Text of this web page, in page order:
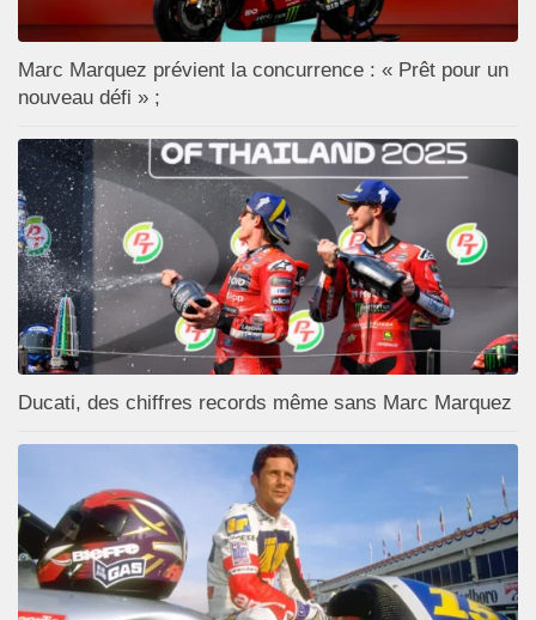
Marc Marquez prévient la concurrence : « Prêt pour un
nouveau défi » ;
Ducati, des chiffres records même sans Marc Marquez